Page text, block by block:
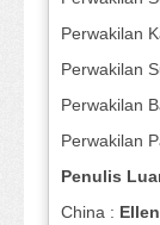
Perwakilan
Perwakilan
Perwakilan
Perwakilan
Penulis
China :